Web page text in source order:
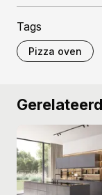
Tags
Pizza oven